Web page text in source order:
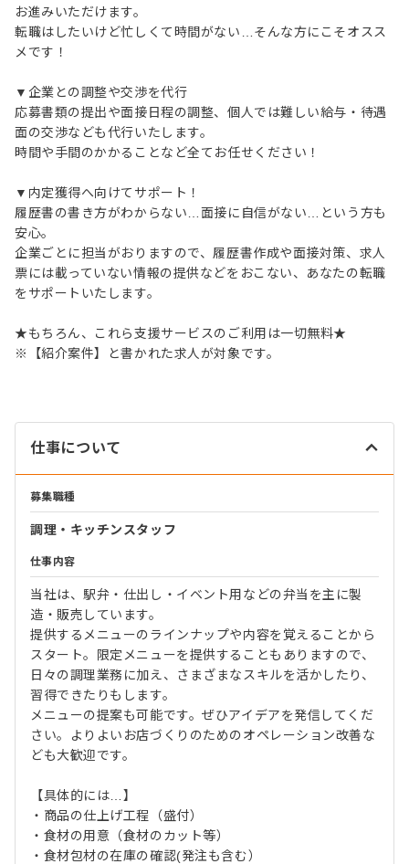
お進みいただけます。
転職はしたいけど忙しくて時間がない…そんな方にこそオスス
メです！
▼企業との調整や交渉を代行
応募書類の提出や面接日程の調整、個人では難しい給与・待遇
面の交渉なども代行いたします。
時間や手間のかかることなど全てお任せください！
▼内定獲得へ向けてサポート！
履歴書の書き方がわからない…面接に自信がない…という方も
安心。
企業ごとに担当がおりますので、履歴書作成や面接対策、求人
票には載っていない情報の提供などをおこない、あなたの転職
をサポートいたします。
★もちろん、これら支援サービスのご利用は一切無料★
※【紹介案件】と書かれた求人が対象です。
仕事について
募集職種
調理・キッチンスタッフ
仕事内容
当社は、駅弁・仕出し・イベント用などの弁当を主に製
造・販売しています。
提供するメニューのラインナップや内容を覚えることから
スタート。限定メニューを提供することもありますので、
日々の調理業務に加え、さまざまなスキルを活かしたり、
習得できたりもします。
メニューの提案も可能です。ぜひアイデアを発信してくだ
さい。よりよいお店づくりのためのオペレーション改善な
ども大歓迎です。
【具体的には…】
・商品の仕上げ工程（盛付）
・食材の用意（食材のカット等）
・食材包材の在庫の確認(発注も含む）